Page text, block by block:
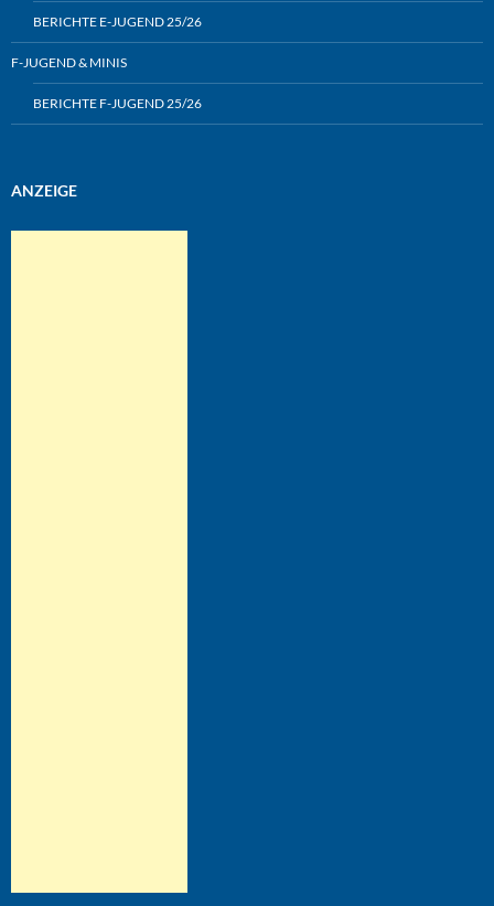
BERICHTE E-JUGEND 25/26
F-JUGEND & MINIS
BERICHTE F-JUGEND 25/26
ANZEIGE